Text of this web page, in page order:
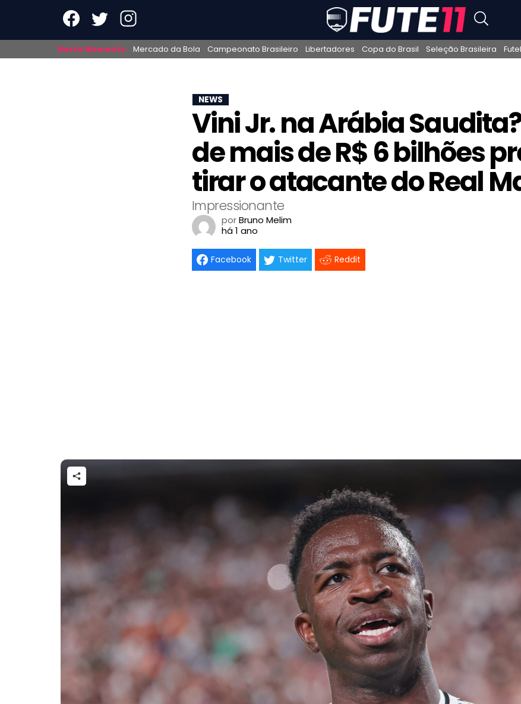
Neste Momento Mercado da Bola Campeonato Brasileiro Libertadores Copa do Brasil Seleção Brasileira
NEWS
Vini Jr. na Arábia
de mais de R$ 6 bilhões
tirar o atacante do Real
Impressionante
porBruno Melim
há 1 ano
Facebook Twitter Reddit